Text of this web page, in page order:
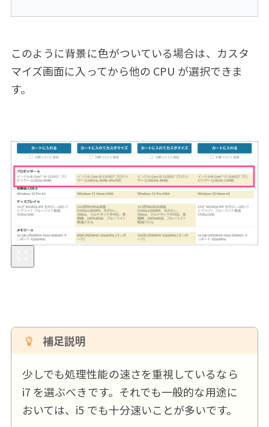
このように背景に色がついている場合は、カスタ
マイズ画面に入ってから他の CPU が選択できま
す。
補足説明
少しでも処理性能の速さを重視しているなら
i7 を選ぶべきです。それでも一般的な用途に
おいては、i5 でも十分速いことが多いです。